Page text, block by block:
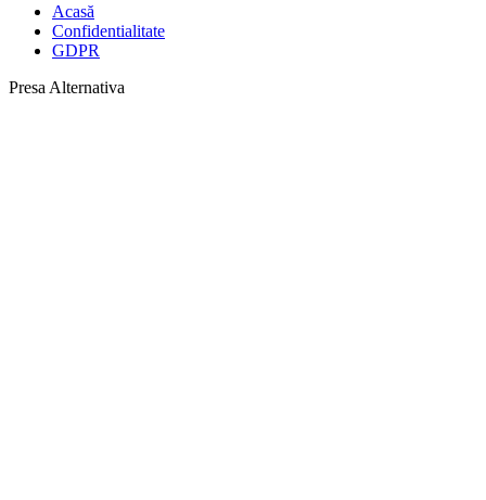
Acasă
Confidentialitate
GDPR
Presa Alternativa